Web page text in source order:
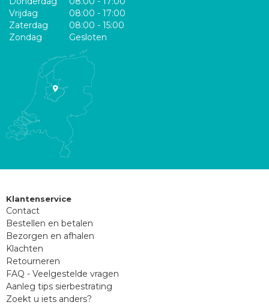
Vrijdag
08:00 - 17:00
Zaterdag
08:00 - 15:00
Zondag
Gesloten
Klantenservice
Contact
Bestellen en betalen
Bezorgen en afhalen
Klachten
Retourneren
FAQ - Veelgestelde vragen
Aanleg tips sierbestrating
Zoekt u iets anders?